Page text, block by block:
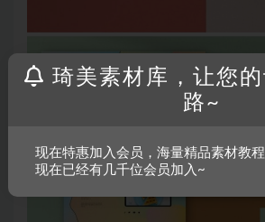
琦美素材库，让您
路~
现在特惠加入会员，海量精品素材教
现在已经有几千位会员加入~